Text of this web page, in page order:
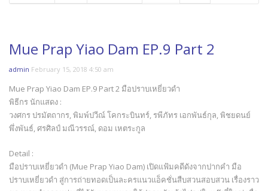
Mue Prap Yiao Dam EP.9 Part 2
admin February 15, 2018 4:50 am
Mue Prap Yiao Dam EP.9 Part 2 มือปราบเหยี่ยวดำ
พิธีกร นักแสดง :
วงศกร ปรมัตถากร, พิมพ์ปวีณ์ โคกระบินทร์, รพีภัทร เอกพันธ์กุล, พิชยดนย์
พึ่งพันธ์, ศรศิลป์ มณีวรรณ์, ดอม เหตระกูล
Detail :
มือปราบเหยี่ยวดำ (Mue Prap Yiao Dam) เปิดแฟ้มคดีดังจากปากคำ มือ
ปราบเหยี่ยวดำ สู่การถ่ายทอดเป็นละครแนวแอ็คชั่นสืบสวนสอบสวน เรื่องราว